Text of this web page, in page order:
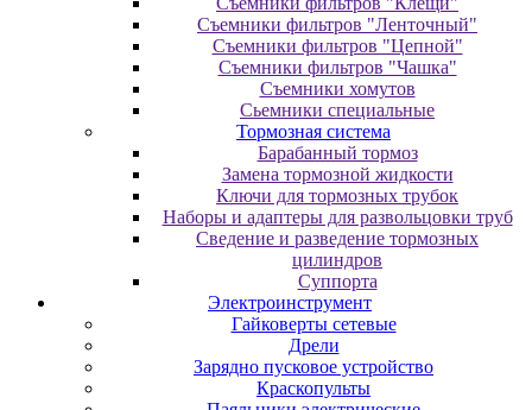
Съемники фильтров "Ленточный"
Съемники фильтров "Цепной"
Съемники фильтров "Чашка"
Съемники хомутов
Сьемники специальные
Тормозная система
Барабанный тормоз
Замена тормозной жидкости
Ключи для тормозных трубок
Наборы и адаптеры для развольцовки труб
Сведение и разведение тормозных
цилиндров
Суппорта
Электроинструмент
Гайковерты сетевые
Дрели
Зарядно пусковое устройство
Краскопульты